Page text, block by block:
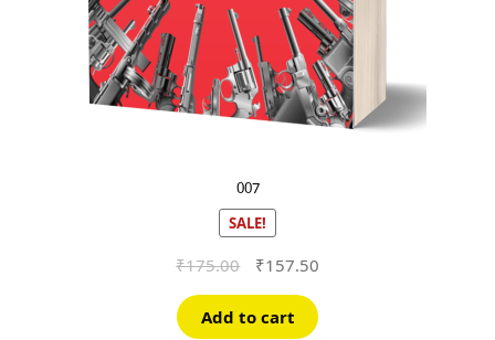
007
SALE!
₹175.00
Original
was:
₹157.50Current
is:
Add to cart